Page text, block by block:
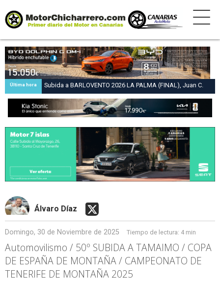
Última hora
Subida a BARLOVENTO 2026 LA PALMA (FINAL), Juan C.
Brito y Carlos A. Pérez hacen suya la victoria en la 47 Subida
a Barlovento
Álvaro Díaz
Domingo, 30 de Noviembre de 2025 Tiempo de lectura: 4 min
Automovilismo / 50º SUBIDA A TAMAIMO / COPA
DE ESPAÑA DE MONTAÑA / CAMPEONATO DE
TENERIFE DE MONTAÑA 2025